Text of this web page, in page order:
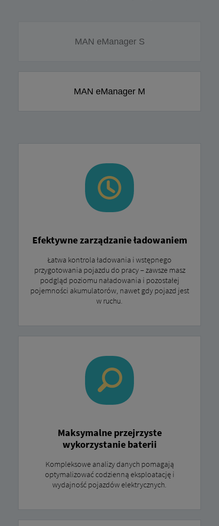
MAN eManager S
MAN eManager M
Efektywne zarządzanie ładowaniem
Łatwa kontrola ładowania i wstępnego
przygotowania pojazdu do pracy – zawsze masz
podgląd poziomu naładowania i pozostałej
pojemności akumulatorów, nawet gdy pojazd jest
w ruchu.
Maksymalne przejrzyste
wykorzystanie baterii
Kompleksowe analizy danych pomagają
optymalizować codzienną eksploatację i
wydajność pojazdów elektrycznych.